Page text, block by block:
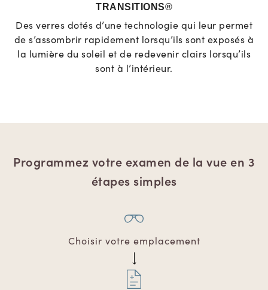
TRANSITIONS®
Des verres dotés d’une technologie qui leur permet
de s’assombrir rapidement lorsqu’ils sont exposés à
la lumière du soleil et de redevenir clairs lorsqu’ils
sont à l’intérieur.
Programmez votre examen de la vue en 3
étapes simples
Choisir votre emplacement